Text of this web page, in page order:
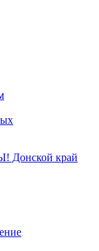
Донской край